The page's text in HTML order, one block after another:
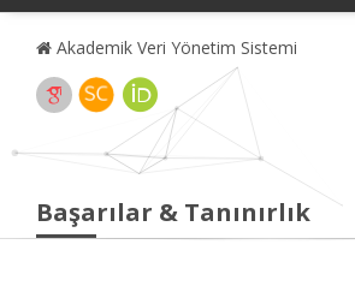
Akademik Veri Yönetim Sistemi
Başarılar & Tanınırlık